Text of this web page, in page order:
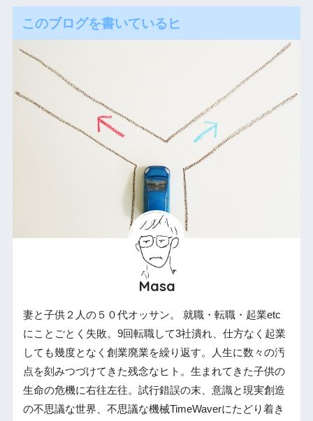
このブログを書いているヒ
Masa
妻と子供２人の５０代オッサン。 就職・転職・起業etc
にことごとく失敗。9回転職して3社潰れ、仕方なく起業
しても幾度となく創業廃業を繰り返す。人生に数々の汚
点を刻みつづけてきた残念なヒト。生まれてきた子供の
生命の危機に右往左往。試行錯誤の末、意識と現実創造
の不思議な世界、不思議な機械TimeWaverにたどり着き